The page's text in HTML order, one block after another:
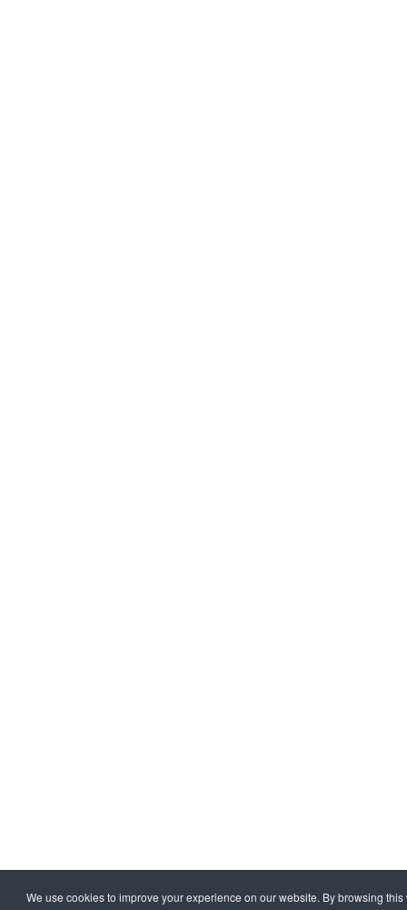
We use cookies to improve your experience on our website. By browsing